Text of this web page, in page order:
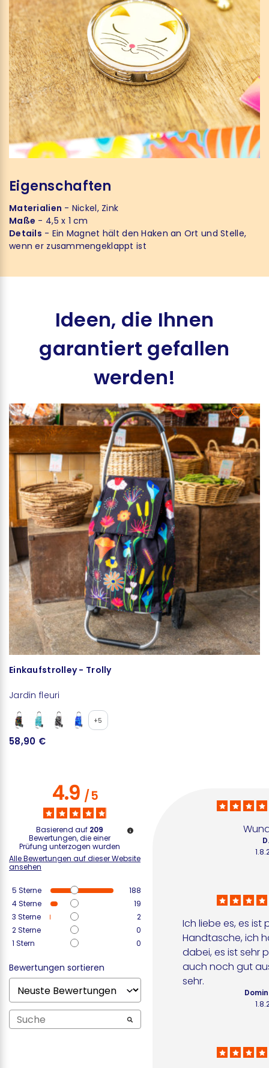
Eigenschaften
Materialien - Nickel, Zink
Maße - 4,5 x 1 cm
Details - Ein Magnet hält den Haken an Ort und Stelle,
wenn er zusammengeklappt ist
Ideen, die Ihnen
garantiert gefallen
werden!
Einkaufstrolley - Trolly
Jardin fleuri
+5
58,90 €
4.9/5
Basierend auf 209
Bewertungen, die einer
Prüfung unterzogen wurden
Alle Bewertungen auf dieser Website
ansehen
5 Sterne
188
4Sterne
19
3 Sterne
2
2Sterne
0
1 Stern 0
Bewertungen sortieren
Ich liebe es, es ist
Handtasche, ich
dabei, es ist sehr
auch noch gut
sehr.